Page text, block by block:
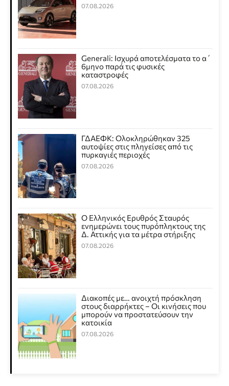
07.08.2026
Generali: Ισχυρά αποτελέσματα το α΄
6μηνο παρά τις φυσικές
καταστροφές
07.08.2026
ΓΔΑΕΦΚ: Ολοκληρώθηκαν 325
αυτοψίες στις πληγείσες από τις
πυρκαγιές περιοχές
07.08.2026
Ο Ελληνικός Ερυθρός Σταυρός
ενημερώνει τους πυρόπληκτους της
Δ. Αττικής για τα μέτρα στήριξης
07.08.2026
Διακοπές με… ανοιχτή πρόσκληση
στους διαρρήκτες – Οι κινήσεις που
μπορούν να προστατεύσουν την
κατοικία
07.08.2026